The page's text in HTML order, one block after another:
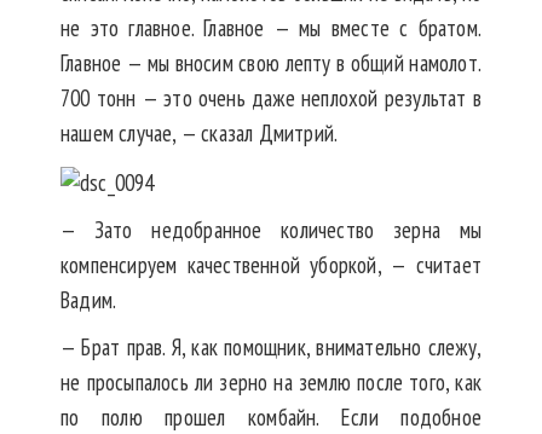
не это главное. Главное — мы вместе с братом.
Главное — мы вносим свою лепту в общий намолот.
700 тонн — это очень даже неплохой результат в
нашем случае, — сказал Дмитрий.
— Зато недобранное количество зерна мы
компенсируем качественной уборкой, — считает
Вадим.
— Брат прав. Я, как помощник, внимательно слежу,
не просыпалось ли зерно на землю после того, как
по полю прошел комбайн. Если подобное